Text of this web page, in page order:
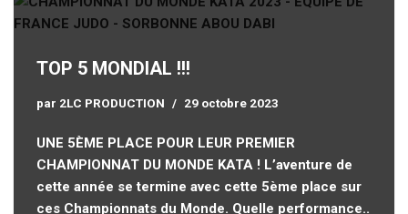
TOP 5 MONDIAL !!!
par 2LC PRODUCTION 29 octobre 2023
UNE 5ÈME PLACE POUR LEUR PREMIER
CHAMPIONNAT DU MONDE KATA ! L’aventure de
cette année se termine avec cette 5ème place sur
ces Championnats du Monde. Quelle performance..